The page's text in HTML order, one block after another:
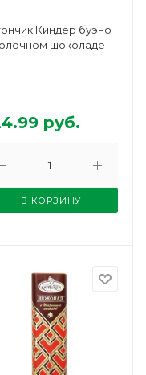
Киндер буэно
шоколаде
руб.
В КОРЗИНУ